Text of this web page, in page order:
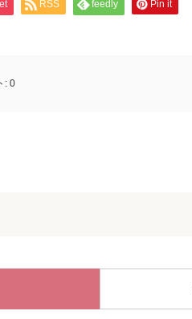
RSS feedly Pin it
: 0